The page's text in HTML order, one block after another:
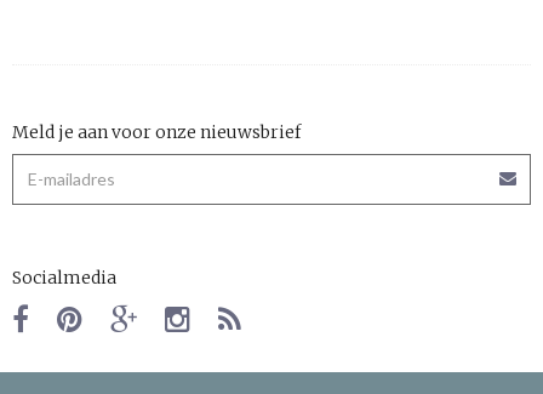
Meld je aan voor onze nieuwsbrief
Socialmedia